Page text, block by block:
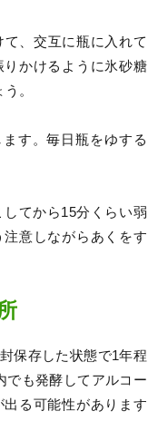
、交互に瓶に入れて
かけるように氷砂糖
。
す。毎日瓶をゆする
てから15分くらい弱
意しながらあくをす
保存した状態で1年程
でも発酵してアルコー
る可能性があります